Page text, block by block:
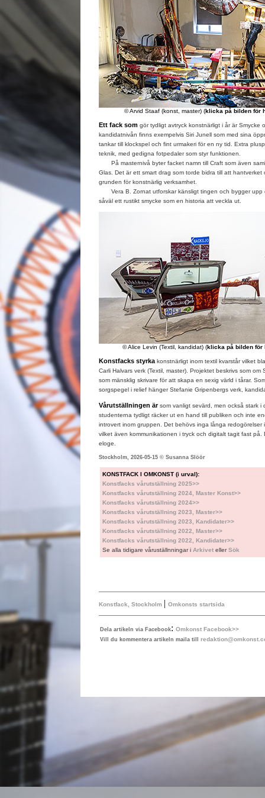
© Arvid Staaf (konst, master) (klicka på bilden för
Ett fack som gör tydligt avtryck konstnärligt i år är Smycke
kandidatnivån finns exempelvis Siri Junell som med sina
tankar till klockspel och fint urmakeri för en ny tid. Extra
teknik, med gedigna fotpedaler som styr funktionen.
På masternivå byter facket namn till Craft som även
Glas. Det är ett smart drag som torde bidra till att hantverket
grunden för konstnärlig verksamhet.
Vera B. Zornat utforskar känsligt tingen och bygger upp
såväl ett rustikt smycke som en historia att veckla ut.
© Alice Levin (Textil, kandidat) (klicka på bilden för
Konstfacks styrka konstnärligt inom textil kvarstår vilket
Carli Halvars verk (Textil, master). Projektet beskrivs som om
som mänsklig skrivare för att skapa en sexig värld i tårar.
sorgspegel i relief hänger Stefanie Gripenbergs verk,
Vårutställningen ärsom vanligt sevärd, men också stark i
studenterna tydligt räcker ut en hand till publiken och inte
introvert inom gruppen. Det behövs inga långa redogörelser
vilket även kommunikationen i tryck och digitalt tagit fast på.
eloge.
Stockholm, 2026-05-15 © Susanna Slöör
KONSTFACK I OMKONST (i urval):
Konstfacks vårutställning 2025>>
Konstfacks vårutställning 2024, Master Konst>>
Konstfacks vårutställning 2024>>
Konstfacks vårutställning 2023, Master>>
Konstfacks vårutställning 2023, Kandidater>>
Konstfacks vårutställning 2022, Master>>
Konstfacks vårutställning 2022, Kandidater>>
Se alla tidigare våruställnningar i Arkivet ellerSök
Konstfack, Stockholm | Omkonsts startsida
Dela artikeln via Facebook: Omkonst Facebook>>
Vill du kommentera artikeln maila till